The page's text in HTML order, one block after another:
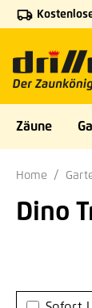
Hauptinhalt
Zur Suche
Zur
Zäune
Home
Dino